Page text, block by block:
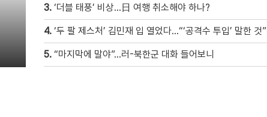
3. ‘더블 태풍’ 비상…日 여행 취소해야 하나?
4. ‘두 팔 제스처’ 김민재 입 열었다…“‘공격수 투입’ 말한 것”
5. “마지막에 말야”…러-북한군 대화 들어보니